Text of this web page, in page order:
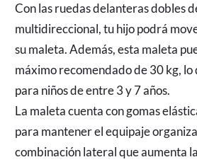
Con las ruedas delanteras dobles
multidireccional, tu hijo podrá
su maleta. Además, esta maleta
máximo recomendado de 30 kg, lo
para niños de entre 3 y 7 años.
La maleta cuenta con gomas
para mantener el equipaje
combinación lateral que aumenta